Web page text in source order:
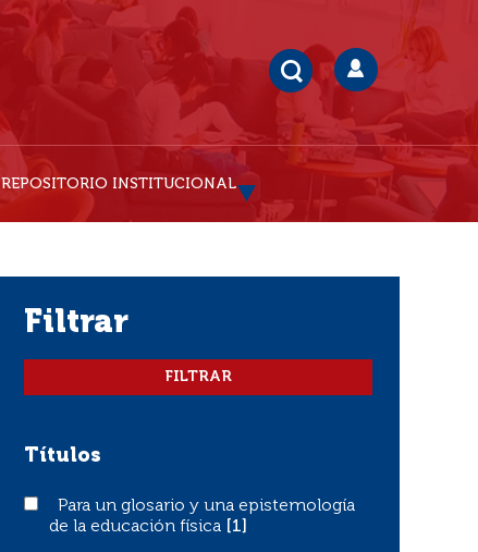
REPOSITORIO INSTITUCIONAL
filtrar
Títulos
Para un glosario y una epistemología de la educación
Para un glosario y una epistemología
de la educación física
[1]